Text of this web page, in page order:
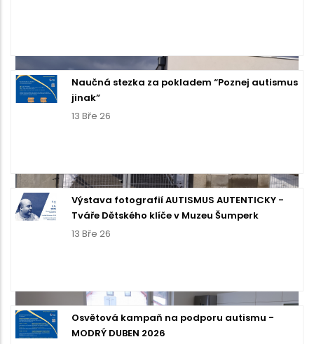
Naučná stezka za pokladem “Poznej autismus
jinak”
13 Bře 26
Výstava fotografií AUTISMUS AUTENTICKY -
Tváře Dětského klíče v Muzeu Šumperk
13 Bře 26
Osvětová kampaň na podporu autismu -
MODRÝ DUBEN 2026